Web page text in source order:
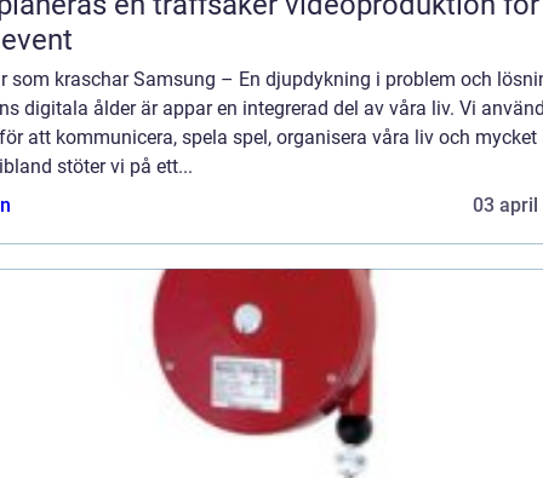
som kraschar Samsung – En djupdykning i problem och
digitala ålder är appar en integrerad del av våra liv. Vi
att kommunicera, spela spel, organisera våra liv och mycket
stöter vi på ett...
03 april